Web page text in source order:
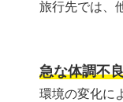
旅行先では、
急な体調不
環境の変化に